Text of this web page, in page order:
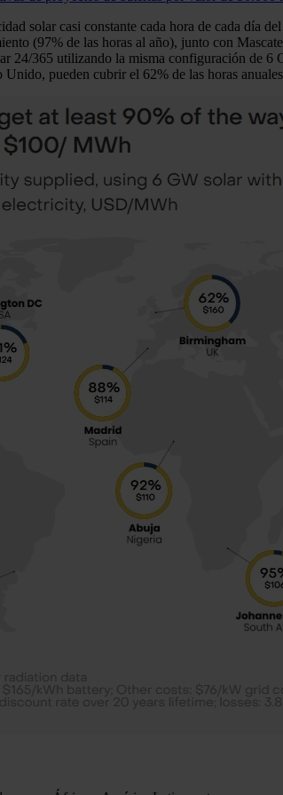
solar casi constante cada hora de cada día
(97% de las horas al año), junto con
24/365 utilizando la misma configuración de
pueden cubrir el 62% de las horas